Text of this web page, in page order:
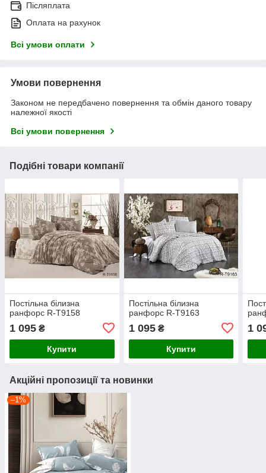
Післяплата
Оплата на рахунок
Всі умови оплати
Умови повернення
Законом не передбачено повернення та обмін даного товару
належної якості
Всі умови повернення
Подібні товари компанії
Постільна білизна
ранфорс R-T9158
1 095 ₴
Купити
Постільна білизна
ранфорс R-T9163
1 095₴
Купити
1
Акційні пропозиції та новинки
–1%